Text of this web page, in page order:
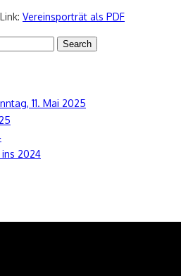
Vereinsporträt als PDF
Search
11. Mai 2025
2024